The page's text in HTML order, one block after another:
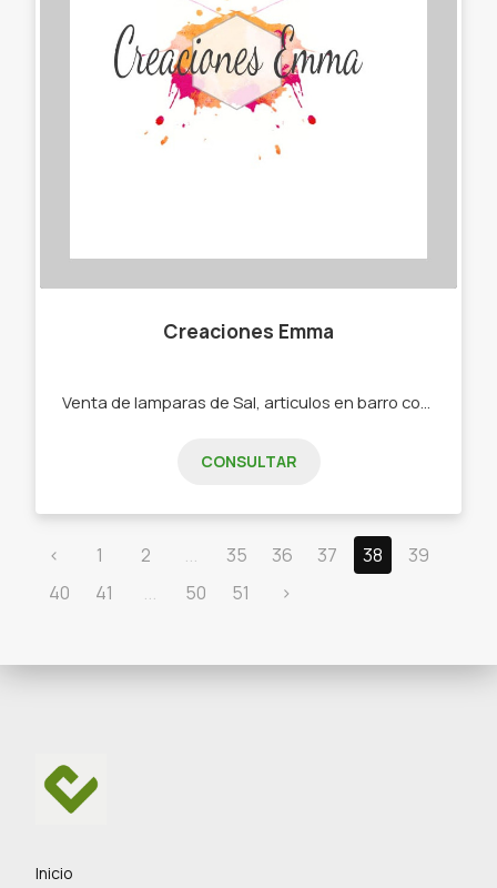
Creaciones Emma
CONSULTAR
‹ 1 2 ... 35 36 37 38
39
40
41 ... 50 51 ›
Inicio